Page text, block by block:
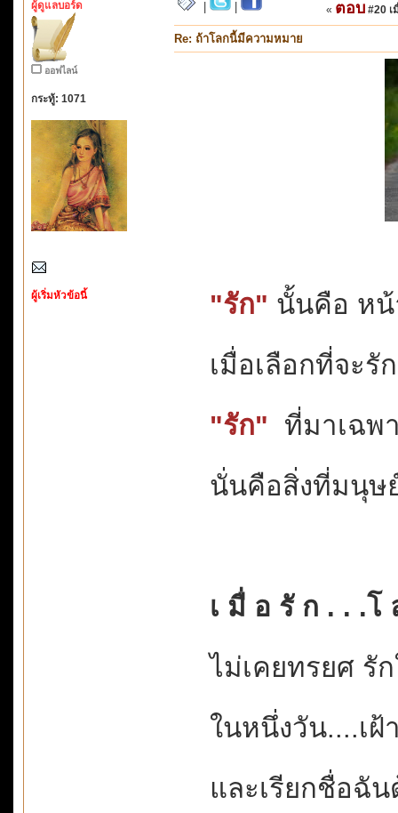
ผู้ดูแลบอร์ด
ออฟไลน์
กระทู้: 1071
ผู้เริ่มหัวข้อนี้
« ตอบ #20 เ
Re: ถ้าโลกนี้มีความหมาย
"รัก" นั้นคือ ห
เมื่อเลือกที่จะ
"รัก" ที่มาเฉพ
นั่นคือสิ่งที่มนุษ
เ มื่ อ รั ก . . .
ไม่เคยทรยศ รั
ในหนึ่งวัน....เฝ้
และเรียกชื่อฉั